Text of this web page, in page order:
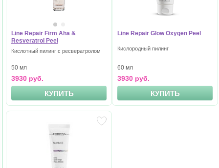
Line Repair Firm Aha &
Resveratrol Peel
Кислотный пилинг с ресвератролом
50 мл
3930 руб.
КУПИТЬ
Line Repair Glow Oxygen Peel
Кислородный пилинг
60 мл
3930 руб.
КУПИТЬ